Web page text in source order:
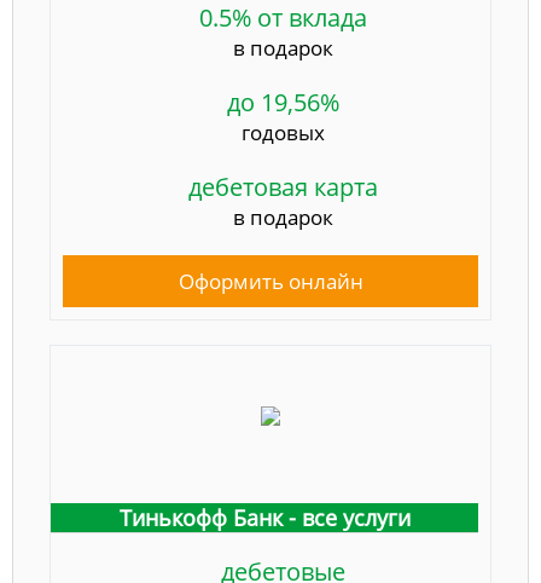
0.5% от вклада
в подарок
до 19,56%
годовых
дебетовая карта
в подарок
Оформить онлайн
Тинькофф Банк - все услуги
дебетовые